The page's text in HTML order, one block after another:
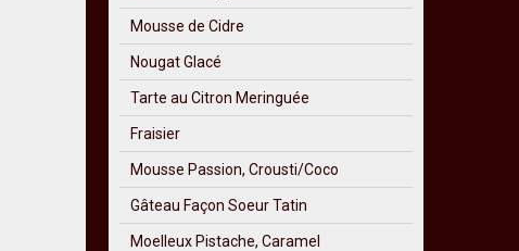
Mousse de Cidre
Nougat Glacé
Tarte au Citron Meringuée
Fraisier
Mousse Passion, Crousti/Coco
Gâteau Façon Soeur Tatin
Moelleux Pistache, Caramel